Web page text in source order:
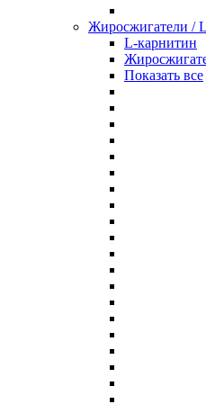
Жиросжигатели /
L-карнитин
Показать все